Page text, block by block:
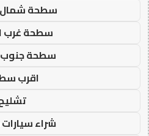
سطحة شمال
سطحة غرب
سطحة جنوب
اقرب
شراء